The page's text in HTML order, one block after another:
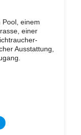
Pool, einem
einer
Ausstattung,